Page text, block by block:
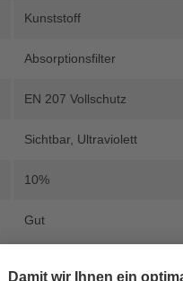
Kunststoff
Absorptionsfilter
EN 207 Vollschutz
Sichtbar, Ultraviolett
10%
Gut